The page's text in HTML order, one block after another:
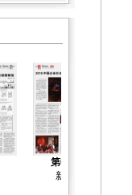
第04版
新闻